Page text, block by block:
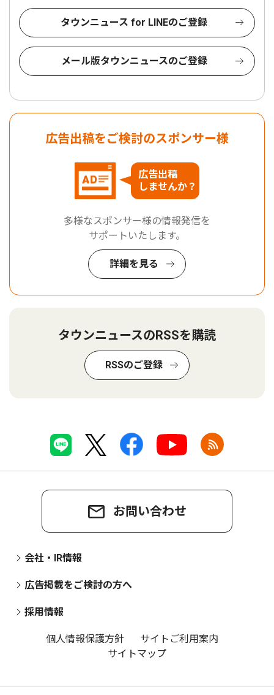
タウンニュース for LINEのご登録
メール版タウンニュースのご登録
広告出稿をご検討のスポンサー様
広告出稿
しませんか？
多様なスポンサー様の情報発信を
サポートいたします。
詳細を見る
タウンニュースのRSSを購読
RSSのご登録
お問い合わせ
会社・IR情報
広告掲載をご検討の方へ
採用情報
個人情報保護方針
サイトご利用案内
サイトマップ